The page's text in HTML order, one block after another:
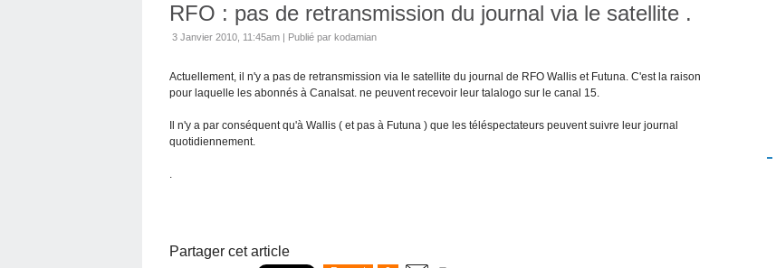
RFO : pas de retransmission du journal via le satellite .
3 Janvier 2010, 11:45am | Publié par kodamian
Actuellement, il n'y a pas de retransmission via le satellite du journal de RFO Wallis et Futuna. C'est la raison
pour laquelle les abonnés à Canalsat. ne peuvent recevoir leur talalogo sur le canal 15.
Il n'y a par conséquent qu'à Wallis ( et pas à Futuna ) que les téléspectateurs peuvent suivre leur journal
quotidiennement.
.
Partager cet article